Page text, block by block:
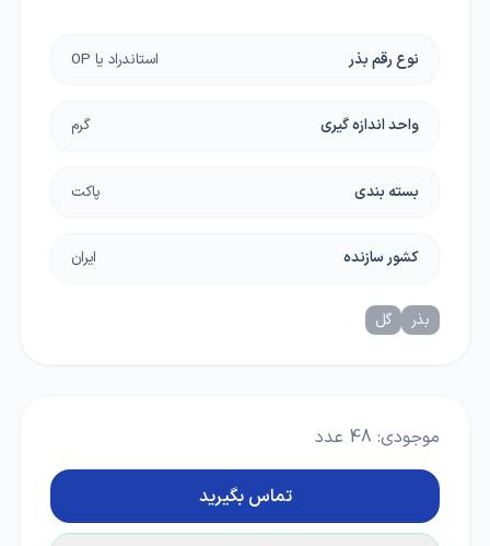
نوع رقم بذر استاندراد یا OP
واحد اندازه گیری گرم
بسته بندی پاکت
کشور سازنده ایران
بذر گل
موجودی: 48 عدد
تماس بگیرید